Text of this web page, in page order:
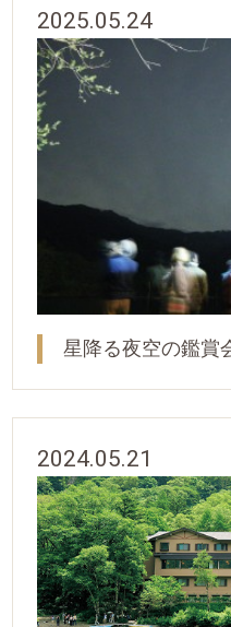
2025.05.24
星降る夜空の鑑賞
2024.05.21